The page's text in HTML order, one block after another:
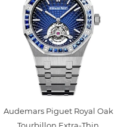
Audemars Piguet Royal Oak